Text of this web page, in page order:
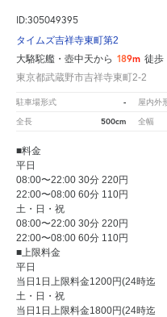
ID:305049395
タイムズ吉祥寺東町第2
大駱駝艦・壺中天から 189m 徒歩
東京都武蔵野市吉祥寺東町2-2
駐車場形式 - 屋内外
全長 500cm 全幅
■料金
平日
08:00〜22:00 30分 220円
22:00〜08:00 60分 110円
土・日・祝
08:00〜22:00 30分 220円
22:00〜08:00 60分 110円
■上限料金
平日
当日1日上限料金1200円(24時迄
土・日・祝
当日1日上限料金1800円(24時迄